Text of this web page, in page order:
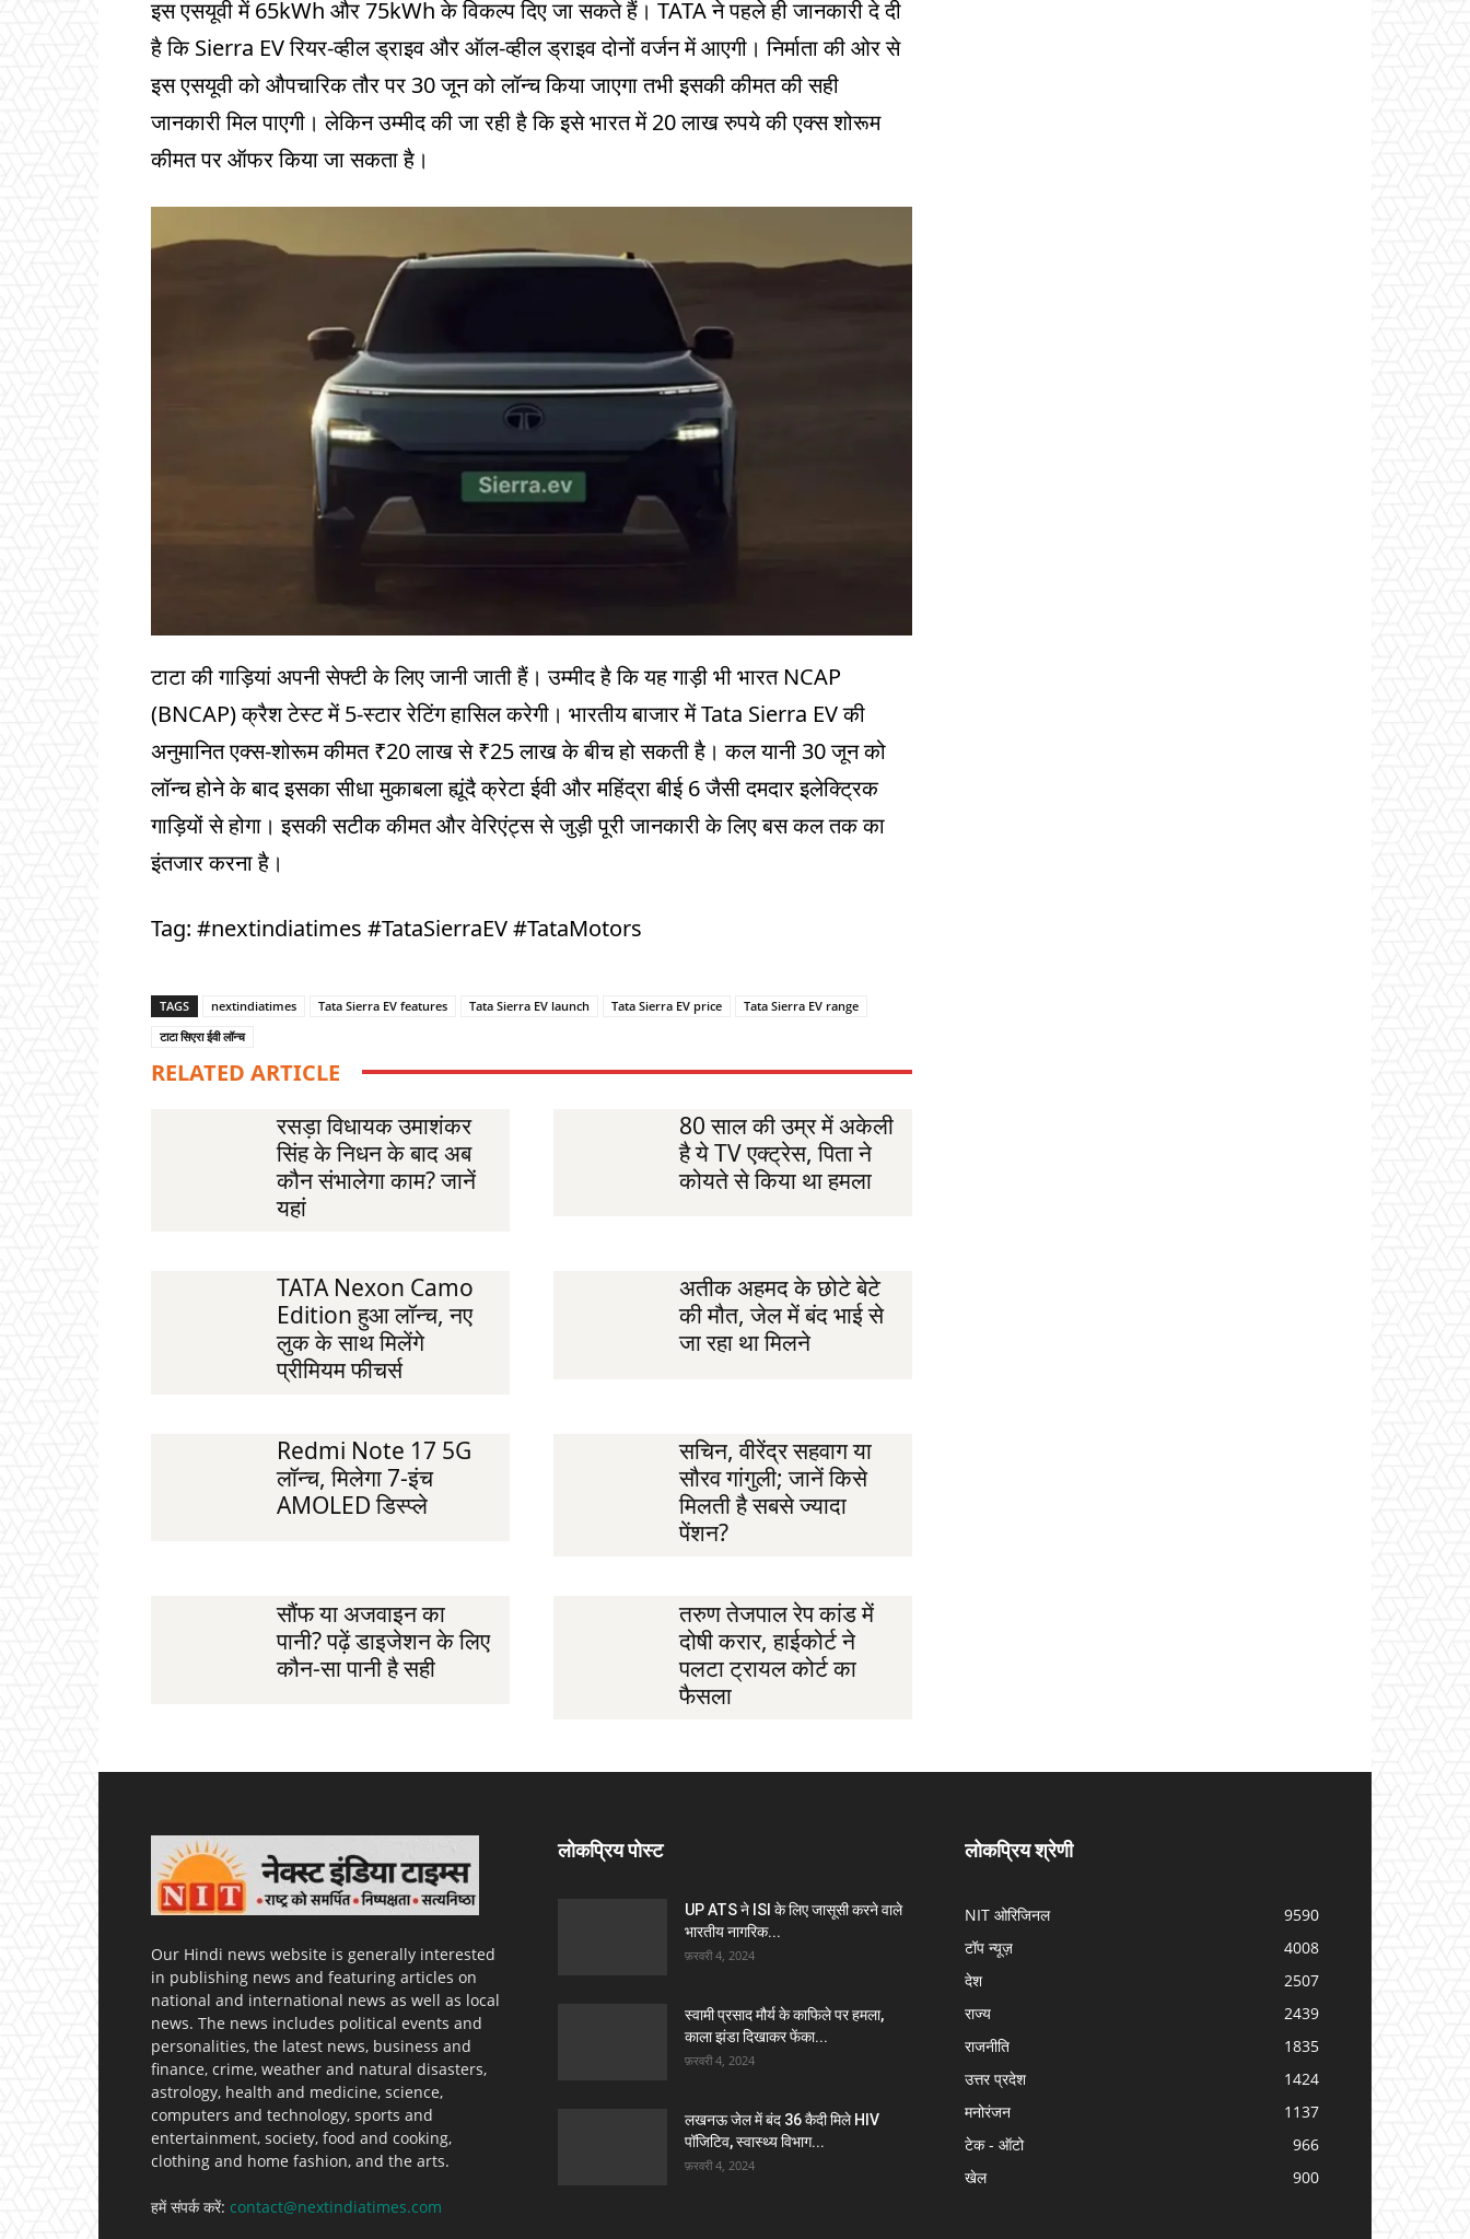
इस एसयूवी में 65kWh और 75kWh के विकल्प दिए जा सकते हैं। TATA ने पहले ही जानकारी दे दी
है कि Sierra EV रियर-व्हील ड्राइव और ऑल-व्हील ड्राइव दोनों वर्जन में आएगी। निर्माता की ओर से
इस एसयूवी को औपचारिक तौर पर 30 जून को लॉन्‍च किया जाएगा तभी इसकी कीमत की सही
जानकारी मिल पाएगी। लेकिन उम्‍मीद की जा रही है कि इसे भारत में 20 लाख रुपये की एक्‍स शोरूम
कीमत पर ऑफर किया जा सकता है।
टाटा की गाड़ियां अपनी सेफ्टी के लिए जानी जाती हैं। उम्मीद है कि यह गाड़ी भी भारत NCAP
(BNCAP) क्रैश टेस्ट में 5-स्टार रेटिंग हासिल करेगी। भारतीय बाजार में Tata Sierra EV की
अनुमानित एक्स-शोरूम कीमत ₹20 लाख से ₹25 लाख के बीच हो सकती है। कल यानी 30 जून को
लॉन्च होने के बाद इसका सीधा मुकाबला ह्यूंदै क्रेटा ईवी और महिंद्रा बीई 6 जैसी दमदार इलेक्ट्रिक
गाड़ियों से होगा। इसकी सटीक कीमत और वेरिएंट्स से जुड़ी पूरी जानकारी के लिए बस कल तक का
इंतजार करना है।
Tag: #nextindiatimes #TataSierraEV #TataMotors
TAGS nextindiatimes Tata Sierra EV features Tata Sierra EV launch Tata Sierra EV price
Tata Sierra EV range
टाटा सिएरा ईवी लॉन्च
RELATED ARTICLE
रसड़ा विधायक उमाशंकर
सिंह के निधन के बाद अब
कौन संभालेगा काम? जानें
यहां
80 साल की उम्र में अकेली
है ये TV एक्ट्रेस, पिता ने
कोयते से किया था हमला
TATA Nexon Camo
Edition हुआ लॉन्च, नए
लुक के साथ मिलेंगे
प्रीमियम फीचर्स
अतीक अहमद के छोटे बेटे
की मौत, जेल में बंद भाई से
जा रहा था मिलने
Redmi Note 17 5G
लॉन्च, मिलेगा 7-इंच
AMOLED डिस्प्ले
सचिन, वीरेंद्र सहवाग या
सौरव गांगुली; जानें किसे
मिलती है सबसे ज्यादा
पेंशन?
सौंफ या अजवाइन का
पानी? पढ़ें डाइजेशन के लिए
कौन-सा पानी है सही
तरुण तेजपाल रेप कांड में
दोषी करार, हाईकोर्ट ने
पलटा ट्रायल कोर्ट का
फैसला
Our Hindi news website is generally interested
in publishing news and featuring articles on
national and international news as well as local
news. The news includes political events and
personalities, the latest news, business and
finance, crime, weather and natural disasters,
astrology, health and medicine, science,
computers and technology, sports and
entertainment, society, food and cooking,
clothing and home fashion, and the arts.
हमें संपर्क करें: contact@nextindiatimes.com
लोकप्रिय पोस्ट
UP ATS ने ISI के लिए जासूसी करने वाले
भारतीय नागरिक...
फ़रवरी 4, 2024
स्वामी प्रसाद मौर्य के काफिले पर हमला,
काला झंडा दिखाकर फेंका...
फ़रवरी 4, 2024
लखनऊ जेल में बंद 36 कैदी मिले HIV
पॉजिटिव, स्वास्थ्य विभाग...
फ़रवरी 4, 2024
लोकप्रिय श्रेणी
NIT ओरिजिनल
9590
टॉप न्यूज़
4008
देश
2507
राज्य
2439
राजनीति
1835
उत्तर प्रदेश
1424
मनोरंजन
1137
टेक - ऑटो
966
खेल
900